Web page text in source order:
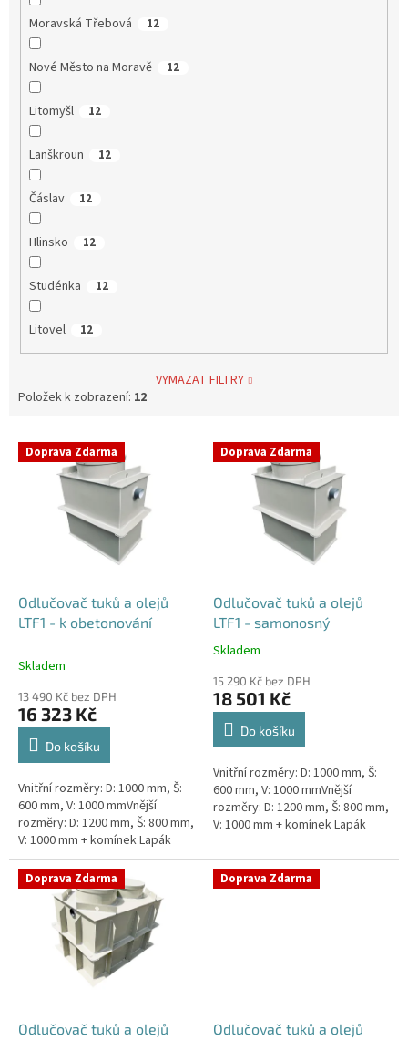
Moravská Třebová 12
Nové Město na Moravě 12
Litomyšl 12
Lanškroun 12
Čáslav 12
Hlinsko 12
Studénka 12
Litovel 12
VYMAZAT FILTRY
Položek k zobrazení: 12
V Doprava Zdarma
Odlučovač tuků a olejů
LTF1 - k obetonování
Skladem
13 490 Kč bez DPH
16 323 Kč
Do košíku
Vnitřní rozměry: D: 1000 mm, Š:
600 mm, V: 1000 mmVnější
rozměry: D: 1200 mm, Š: 800 mm,
V: 1000 mm + komínek Lapák
tuků do 1l/s nebo 100 jídel
denně Průměr a umístění...
Doprava Zdarma
Odlučovač tuků a olejů
LTF1 - samonosný
Průměrné
produktu
je
4,5
hvězdiček.
Skladem
15 290 Kč bez DPH
18 501 Kč
Do košíku
Vnitřní rozměry: D: 1000 mm, Š:
600 mm, V: 1000 mmVnější
rozměry: D: 1200 mm, Š: 800 mm,
V: 1000 mm + komínek Lapák
denně Průměr a umístění...
Doprava Zdarma
Odlučovač tuků a olejů
Doprava Zdarma
Odlučovač tuků a olejů